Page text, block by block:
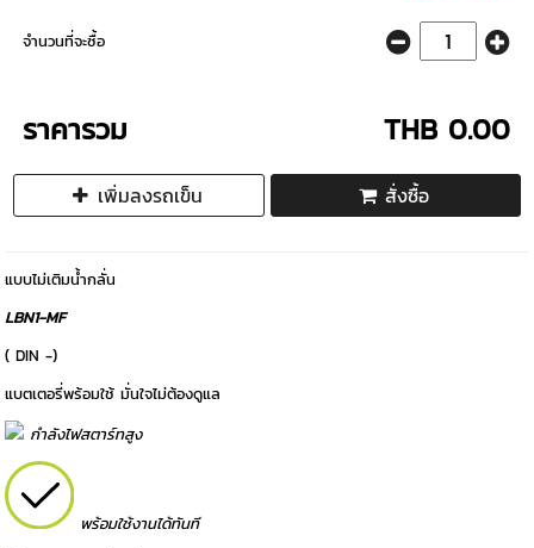
จำนวนที่จะซื้อ
ราคารวม THB 0.00
เพิ่มลงรถเข็น สั่งซื้อ
แบบไม่เติมน้ำกลั่น
LBN1-MF
( DIN -)
แบตเตอรี่พร้อมใช้ มั่นใจไม่ต้องดูแล
กำลังไฟสตาร์ทสูง
พร้อมใช้งานได้ทันที